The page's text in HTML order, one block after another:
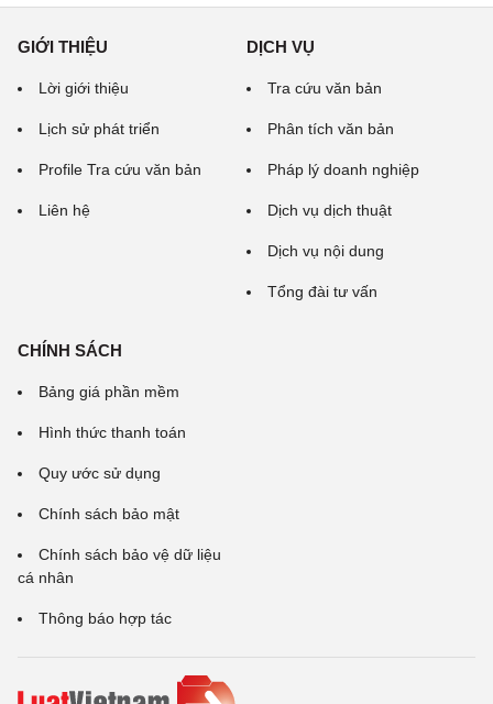
GIỚI THIỆU
Lời giới thiệu
Lịch sử phát triển
Profile Tra cứu văn bản
Liên hệ
DỊCH VỤ
Tra cứu văn bản
Phân tích văn bản
Pháp lý doanh nghiệp
Dịch vụ dịch thuật
Dịch vụ nội dung
Tổng đài tư vấn
CHÍNH SÁCH
Bảng giá phần mềm
Hình thức thanh toán
Quy ước sử dụng
Chính sách bảo mật
Chính sách bảo vệ dữ liệu
cá nhân
Thông báo hợp tác